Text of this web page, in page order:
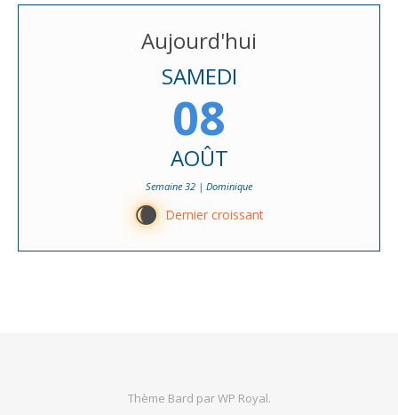
Aujourd'hui
SAMEDI
08
AOÛT
Semaine 32 | Dominique
W Dernier croissant
Thème Bard parWP Royal.